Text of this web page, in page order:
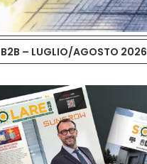
B2B – LUGLIO/AGOSTO 2026